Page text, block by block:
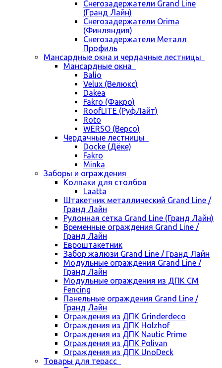
Снегозадержатели Grand Line
(Гранд Лайн)
Снегозадержатели Orima
(Финляндия)
Снегозадержатели Металл
Профиль
Мансардные окна и чердачные лестницы
Мансардные окна
Balio
Velux (Велюкс)
Dakea
Fakro (Факро)
RoofLITE (РуфЛайт)
Roto
WERSO (Версо)
Чердачные лестницы
Docke (Дёке)
Fakro
Minka
Заборы и ограждения
Колпаки для столбов
Laatta
Штакетник металлический Grand Line /
Гранд Лайн
Рулонная сетка Grand Line (Гранд Лайн)
Временные ограждения Grand Line /
Гранд Лайн
Евроштакетник
Забор жалюзи Grand Line / Гранд Лайн
Модульные ограждения Grand Line /
Гранд Лайн
Модульные ограждения из ДПК CM
Fencing
Панельные ограждения Grand Line /
Гранд Лайн
Ограждения из ДПК Grinderdeco
Ограждения из ДПК Holzhof
Ограждения из ДПК Nautic Prime
Ограждения из ДПК Polivan
Ограждения из ДПК UnoDeck
Товары для терасс